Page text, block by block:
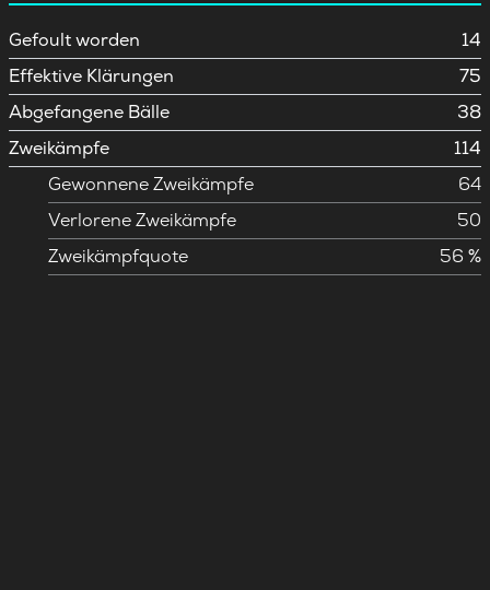
Gefoult worden
14
Effektive Klärungen
75
Abgefangene Bälle
38
Zweikämpfe
114
Gewonnene Zweikämpfe
64
Verlorene Zweikämpfe
50
Zweikämpfquote
56 %